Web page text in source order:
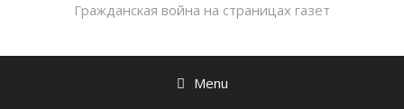
Гражданская война на страницах газет
Menu